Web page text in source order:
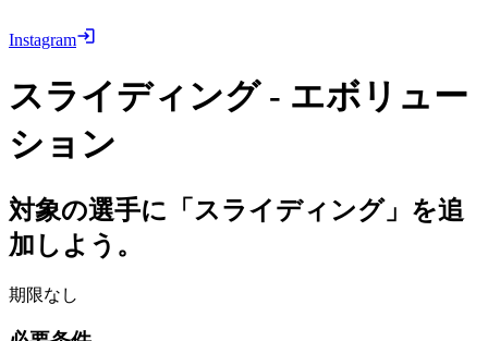
Instagram
スライディング - エボリュー
ション
対象の選手に「スライディング」を追
加しよう。
期限なし